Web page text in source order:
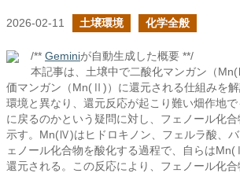
2026-02-11 土壌環境 化学全般
/** Geminiが自動生成した概要 **/
本記事は、土壌中で二酸化マンガン（
価マンガン（Mn(Ⅱ)）に還元される仕組みを
環境と異なり、還元反応が起こり難い畑作地
に戻るのかという疑問に対し、フェノール化
示す。Mn(Ⅳ)はヒドロキノン、フェルラ酸、
ェノール化合物を酸化する過程で、自らは
還元される。この反応により、フェノール化